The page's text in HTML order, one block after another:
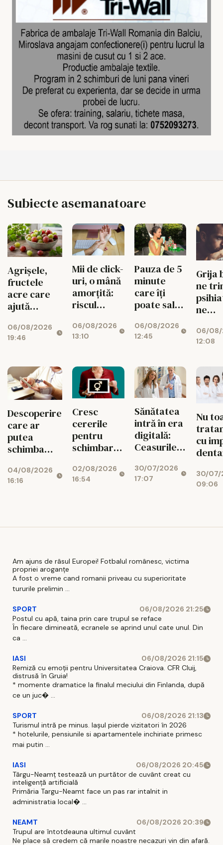
Subiecte asemanatoare
Agrișele,
fructele
acre care
ajută
imunitatea
06/08/2026
19:46
Mii de click-
uri, o mână
amorțită:
riscul
carpian
06/08/2026
13:10
Pauza de 5
minute
care îți
poate salva
birou
06/08/2026
12:45
Grija
ne
ne
06/
12:08
Descoperire
care ar
putea
schimba
diabetului
04/08/2026
16:16
Cresc
cererile
pentru
schimbarea
verifică
medicii
02/08/2026
16:54
Sănătatea
intră în era
digitală:
Ceasurile
ar putea
trimite
30/07/2026
17:07
Nu
cu
30/07/
09:06
Am ajuns de râsul Europei! Fotbalul românesc, victima
propriei aroganțe
A fost o vreme cand romanii priveau cu superioritate
tururile prelimin ...
SPORT
06/08/2026 21:25
Postul cu apă, taina prin care trupul se reface
În fiecare dimineată, ecranele se aprind unul cate unul. Din
ca ...
IASI
06/08/2026 21:15
Remiză cu emoții pentru Universitatea Craiova. CFR Cluij,
distrusă în Gruia!
* momente dramatice la finalul meciului din Finlanda, după
ce un juc� ...
SPORT
06/08/2026 21:13
Turismul intră pe minus. Iașul pierde vizitatori în 2026
* hotelurile, pensiunile si apartamentele inchiriate primesc
mai putin ...
IASI
06/08/2026 20:45
Târgu-Neamț testează un purtător de cuvânt creat cu
inteligență artificială
Primăria Targu-Neamt face un pas rar intalnit in
administratia local� ...
NEAMT
06/08/2026 20:39
Trupul are întotdeauna ultimul cuvânt
Ne place să credem că marile noastre necazuri vin din afară.